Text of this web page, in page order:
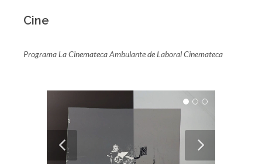
Cine
Programa La Cinemateca Ambulante de Laboral Cinemateca